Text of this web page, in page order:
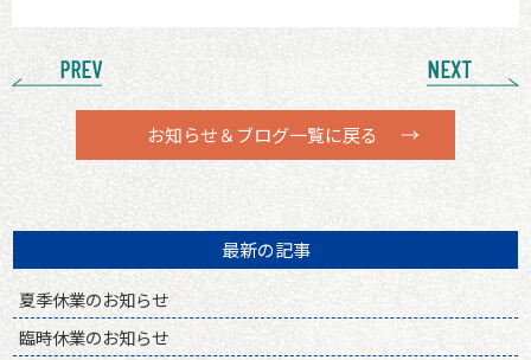
NEXT
PREV
お知らせ＆ブログ一覧に戻る
最新の記事
夏季休業のお知らせ
臨時休業のお知らせ